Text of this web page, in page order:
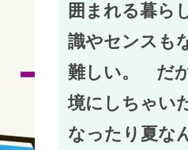
囲まれる暮ら
識やセンスも
難しい。 だ
境にしちゃい
なったり夏な